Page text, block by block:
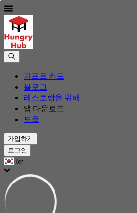
기프트 카드
블로그
레스토랑을 위해
앱 다운로드
도움
가입하기
로그인
kr